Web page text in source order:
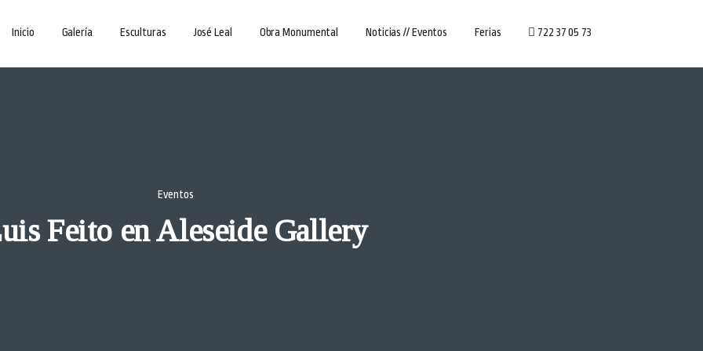
Inicio Galería Esculturas José Leal Obra Monumental Noticias // Eventos Ferias 722 37 05 73
Eventos
Feito en Aleseide Gallery